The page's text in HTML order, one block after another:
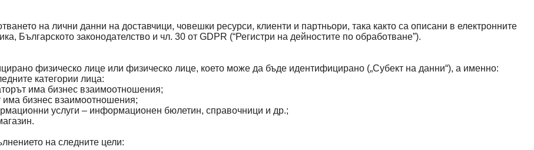
на лични данни на доставчици, човешки ресурси, клиенти и партньори, така както са описани в електронните
Българското законодателство и чл. 30 от GDPR (“Регистри на дейностите по обработване”).
физическо лице или физическо лице, което може да бъде идентифицирано („Субект на данни“), а именно:
категории лица:
има бизнес взаимоотношения;
има бизнес взаимоотношения;
услуги – информационен бюлетин, справочници и др.;
на следните цели: